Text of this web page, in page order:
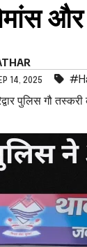
14, 2025
पुलिस गौ तस्करी